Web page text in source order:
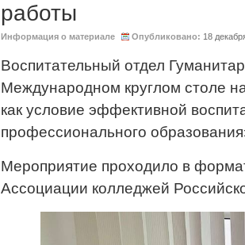
работы
Информация о материале Опубликовано: 18
Воспитательный отдел
Международном круглом столе
как условие эффективной
профессионального
Мероприятие проходило в
Ассоциации колледжей